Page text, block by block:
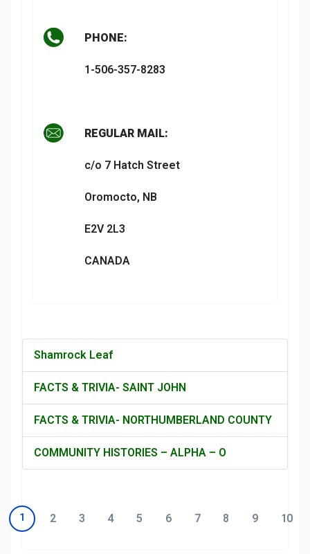
PHONE:
1-506-357-8283
REGULAR MAIL:
c/o 7 Hatch Street
Oromocto, NB
E2V 2L3
CANADA
Shamrock Leaf
FACTS & TRIVIA- SAINT JOHN
FACTS & TRIVIA- NORTHUMBERLAND COUNTY
COMMUNITY HISTORIES – ALPHA – O
1 2 3 4 5 6 7 8 9 10